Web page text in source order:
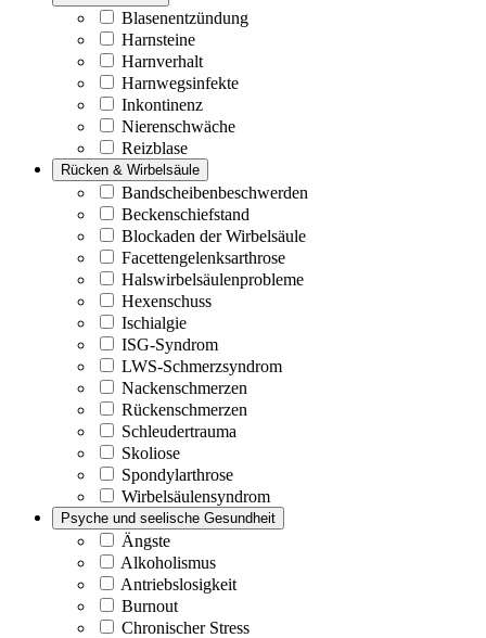
Blasenentzündung
Harnsteine
Harnverhalt
Harnwegsinfekte
Inkontinenz
Nierenschwäche
Reizblase
Rücken & Wirbelsäule
Bandscheibenbeschwerden
Beckenschiefstand
Blockaden der Wirbelsäule
Facettengelenksarthrose
Halswirbelsäulenprobleme
Hexenschuss
Ischialgie
ISG-Syndrom
LWS-Schmerzsyndrom
Nackenschmerzen
Rückenschmerzen
Schleudertrauma
Skoliose
Spondylarthrose
Wirbelsäulensyndrom
Psyche und seelische Gesundheit
Ängste
Alkoholismus
Antriebslosigkeit
Burnout
Chronischer Stress